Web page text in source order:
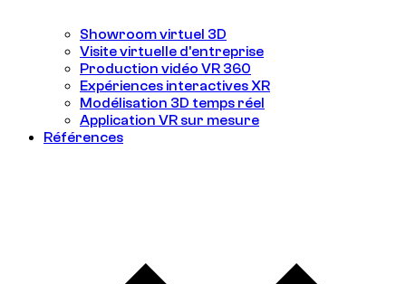
Showroom virtuel 3D
Visite virtuelle d'entreprise
Production vidéo VR 360
Expériences interactives XR
Modélisation 3D temps réel
Application VR sur mesure
Références